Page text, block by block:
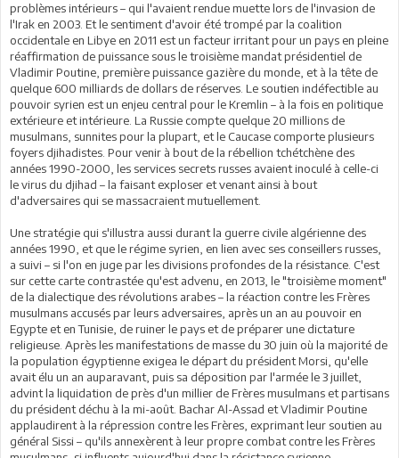
problèmes intérieurs – qui l'avaient rendue muette lors de l'invasion de
l'Irak en 2003. Et le sentiment d'avoir été trompé par la coalition
occidentale en Libye en 2011 est un facteur irritant pour un pays en pleine
réaffirmation de puissance sous le troisième mandat présidentiel de
Vladimir Poutine, première puissance gazière du monde, et à la tête de
quelque 600 milliards de dollars de réserves. Le soutien indéfectible au
pouvoir syrien est un enjeu central pour le Kremlin – à la fois en politique
extérieure et intérieure. La Russie compte quelque 20 millions de
musulmans, sunnites pour la plupart, et le Caucase comporte plusieurs
foyers djihadistes. Pour venir à bout de la rébellion tchétchène des
années 1990-2000, les services secrets russes avaient inoculé à celle-ci
le virus du djihad – la faisant exploser et venant ainsi à bout
d'adversaires qui se massacraient mutuellement.
Une stratégie qui s'illustra aussi durant la guerre civile algérienne des
années 1990, et que le régime syrien, en lien avec ses conseillers russes,
a suivi – si l'on en juge par les divisions profondes de la résistance. C'est
sur cette carte contrastée qu'est advenu, en 2013, le "troisième moment"
de la dialectique des révolutions arabes – la réaction contre les Frères
musulmans accusés par leurs adversaires, après un an au pouvoir en
Egypte et en Tunisie, de ruiner le pays et de préparer une dictature
religieuse. Après les manifestations de masse du 30 juin où la majorité de
la population égyptienne exigea le départ du président Morsi, qu'elle
avait élu un an auparavant, puis sa déposition par l'armée le 3 juillet,
advint la liquidation de près d'un millier de Frères musulmans et partisans
du président déchu à la mi-août. Bachar Al-Assad et Vladimir Poutine
applaudirent à la répression contre les Frères, exprimant leur soutien au
général Sissi – qu'ils annexèrent à leur propre combat contre les Frères